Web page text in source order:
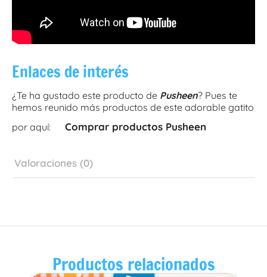
Enlaces de interés
¿Te ha gustado este producto de Pusheen? Pues te
hemos reunido más productos de este adorable gatito
por aquí:
Comprar productos Pusheen
Valoraciones (0)
Productos relacionados